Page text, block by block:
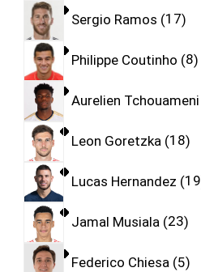
Sergio Ramos 17
Philippe Coutinho 8
Aurelien Tchouameni
Leon Goretzka 18
Lucas Hernandez 19
Jamal Musiala 23
Federico Chiesa 5